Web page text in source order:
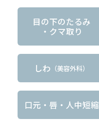
目の下のたるみ
・クマ取り
しわ （美容外科）
口元・唇・人中短縮